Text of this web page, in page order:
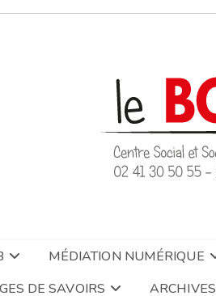
MÉDIATION NUMÉRIQUE
DE SAVOIRS
ARCHIVES